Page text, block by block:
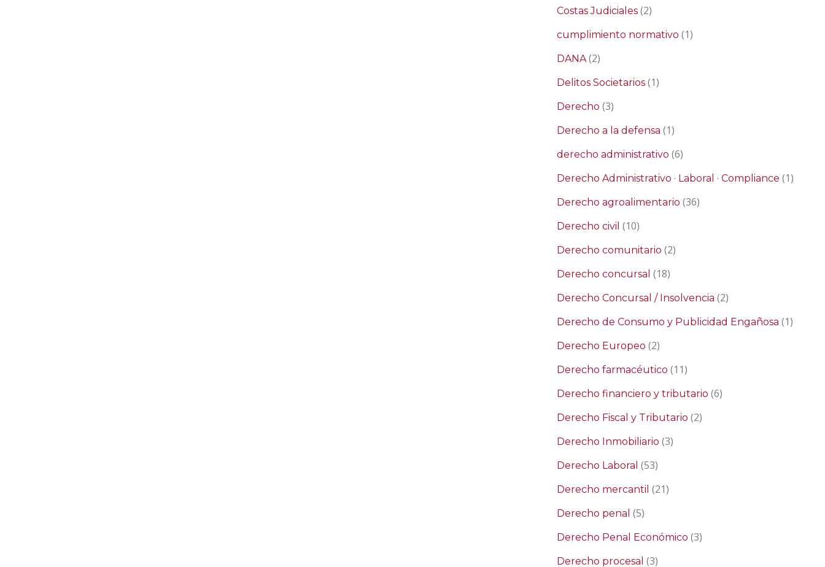
Costas Judiciales (2)
cumplimiento normativo (1)
DANA(2)
Delitos Societarios (1)
Derecho (3)
Derecho a la defensa (1)
derecho administrativo (6)
Derecho Administrativo · Laboral · Compliance (1)
Derecho agroalimentario (36)
Derecho civil (10)
Derecho comunitario (2)
Derecho concursal (18)
Derecho Concursal / Insolvencia (2)
Derecho de Consumo y Publicidad Engañosa (1)
Derecho Europeo (2)
Derecho farmacéutico (11)
Derecho financiero y tributario (6)
Derecho Fiscal y Tributario (2)
Derecho Inmobiliario (3)
Derecho Laboral (53)
Derecho mercantil (21)
Derecho penal (5)
Derecho Penal Económico (3)
Derecho procesal (3)